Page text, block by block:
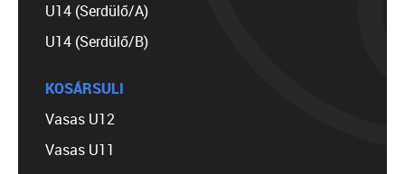
U14 (Serdülő/A)
U14 (Serdülő/B)
KOSÁRSULI
Vasas U12
Vasas U11